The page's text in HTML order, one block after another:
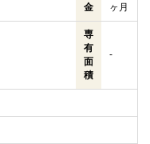
金
ヶ月
専
有
面
積
-